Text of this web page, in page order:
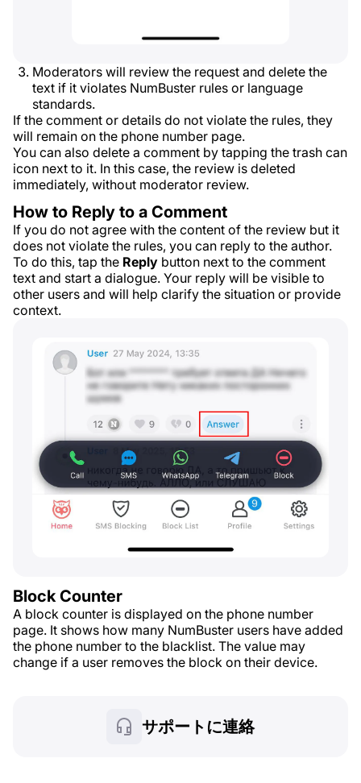
Moderators will review the request and delete the
text if it violates NumBuster rules or language
standards.
If the comment or details do not violate the rules, they
will remain on the phone number page.
You can also delete a comment by tapping the trash can
icon next to it. In this case, the review is deleted
immediately, without moderator review.
How to Reply to a Comment
If you do not agree with the content of the review but it
does not violate the rules, you can reply to the author.
To do this, tap the Reply button next to the comment
text and start a dialogue. Your reply will be visible to
other users and will help clarify the situation or provide
context.
Block Counter
A block counter is displayed on the phone number
page. It shows how many NumBuster users have added
the phone number to the blacklist. The value may
change if a user removes the block on their device.
サポートに連絡